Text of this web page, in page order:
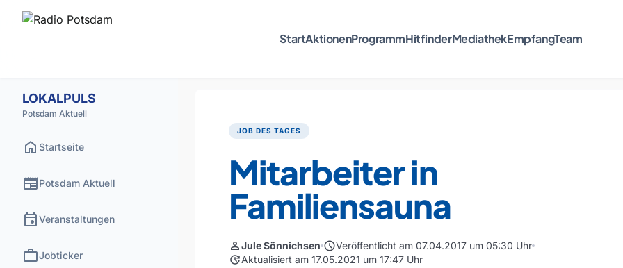
StartAktionenProgrammHitfinderMediathekEmpfangTeam
LOKALPULS
Potsdam Aktuell
home Startseite
newspaperPotsdam Aktuell
eventVeranstaltungen
workJobticker
JOB DES TAGES
Mitarbeiter in
Familiensauna
personJule Sönnichsen scheduleVeröffentlicht am 07.04.2017 um 05:30 Uhr
updateAktualisiert am 17.05.2021 um 17:47 Uhr